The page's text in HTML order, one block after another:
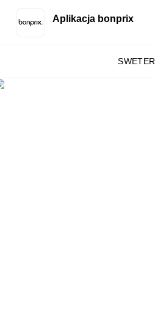
Aplikacja bonprix
SWETER